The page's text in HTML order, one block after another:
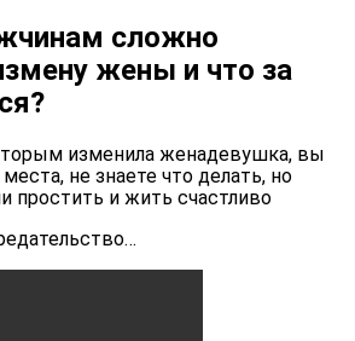
сложно
жены и что за
изменила женадевушка, вы
не знаете что делать, но
простить и жить счастливо